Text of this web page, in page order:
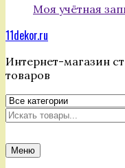
Моя учётная
11dekor.ru
Интернет-магазин
товаров
Искать
Меню